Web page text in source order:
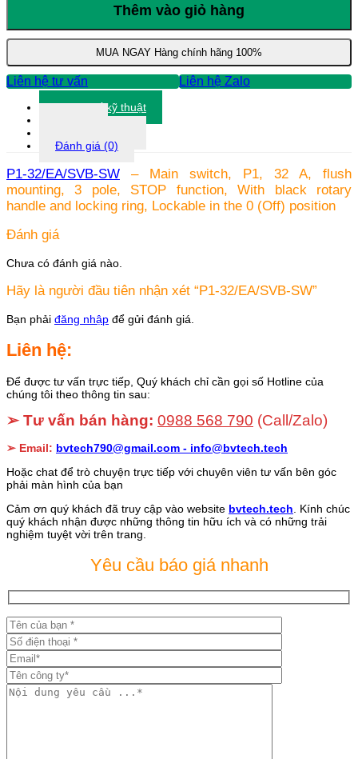
lượng
Thêm vào giỏ hàng
MUA NGAY Hàng chính hãng 100%
Liên hệ tư vấn Liên hệ Zalo
Thông số kỹ thuật
Đánh giá (0)
P1-32/EA/SVB-SW – Main switch, P1, 32 A, flush
mounting, 3 pole, STOP function, With black rotary
handle and locking ring, Lockable in the 0 (Off) position
Đánh giá
Chưa có đánh giá nào.
Hãy là người đầu tiên nhận xét “P1-32/EA/SVB-SW”
Bạn phải đăng nhập để gửi đánh giá.
Liên hệ:
Để được tư vấn trực tiếp, Quý khách chỉ cần gọi số Hotline của
chúng tôi theo thông tin sau:
➢ Tư vấn bán hàng: 0988 568 790 (Call/Zalo)
➢ Email: bvtech790@gmail.com - info@bvtech.tech
Hoặc chat để trò chuyện trực tiếp với chuyên viên tư vấn bên góc
phải màn hình của bạn
Cảm ơn quý khách đã truy cập vào website bvtech.tech. Kính chúc
quý khách nhận được những thông tin hữu ích và có những trải
nghiệm tuyệt vời trên trang.
Yêu cầu báo giá nhanh